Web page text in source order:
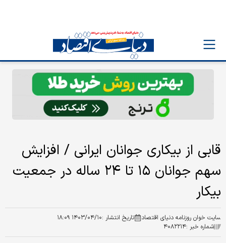
قابی از بیکاری جوانان ایرانی / افزایش
سهم جوانان ۱۵ تا ۲۴ ساله در جمعیت
بیکار
سایت خوان روزنامه دنیای اقتصاد تاریخ انتشار :۱۴۰۳/۰۴/۱۰ ۱۸:۰۹
شماره خبر :۴۰۸۲۲۱۴